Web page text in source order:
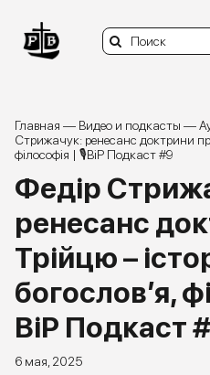
content
Search
for:
Книги
Статьи и заметки
Видео и подкасты
Donate
Главная — Видео и подкасты —
Стрижачук: ренесанс доктрини
філософія | 🎙ВіР Подкаст #9
Федір
ренесанс
Трійцю –
богослов’я,
ВіР Подкаст
6 мая, 2025